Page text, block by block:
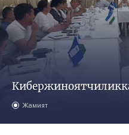
Жамият